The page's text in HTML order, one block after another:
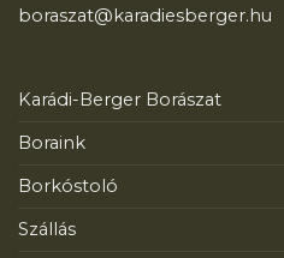
boraszat@karadiesberger.hu
Karádi-Berger Borászat
Boraink
Borkóstoló
Szállás